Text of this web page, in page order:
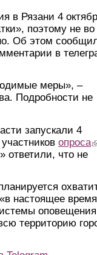
в Рязани 4
поэтому не во
Об этом
в
меры», –
Подробности не
запускали 4
опроса
ответили, что не
настоящее время
территорию